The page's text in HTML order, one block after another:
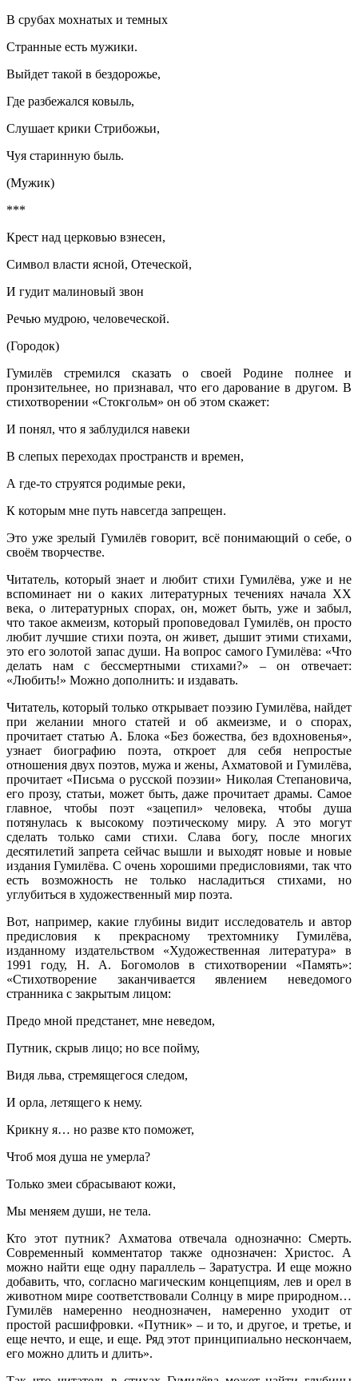
В срубах мохнатых и темных
Странные есть мужики.
Выйдет такой в бездорожье,
Где разбежался ковыль,
Слушает крики Стрибожьи,
Чуя старинную быль.
(Мужик)
***
Крест над церковью взнесен,
Символ власти ясной, Отеческой,
И гудит малиновый звон
Речью мудрою, человеческой.
(Городок)
Гумилёв стремился сказать о своей Родине полнее и
пронзительнее, но признавал, что его дарование в другом. В
стихотворении «Стокгольм» он об этом скажет:
И понял, что я заблудился навеки
В слепых переходах пространств и времен,
А где-то струятся родимые реки,
К которым мне путь навсегда запрещен.
Это уже зрелый Гумилёв говорит, всё понимающий о себе, о
своём творчестве.
Читатель, который знает и любит стихи Гумилёва, уже и не
вспоминает ни о каких литературных течениях начала XX
века, о литературных спорах, он, может быть, уже и забыл,
что такое акмеизм, который проповедовал Гумилёв, он просто
любит лучшие стихи поэта, он живет, дышит этими стихами,
это его золотой запас души. На вопрос самого Гумилёва: «Что
делать нам с бессмертными стихами?» – он отвечает:
«Любить!» Можно дополнить: и издавать.
Читатель, который только открывает поэзию Гумилёва, найдет
при желании много статей и об акмеизме, и о спорах,
прочитает статью А. Блока «Без божества, без вдохновенья»,
узнает биографию поэта, откроет для себя непростые
отношения двух поэтов, мужа и жены, Ахматовой и Гумилёва,
прочитает «Письма о русской поэзии» Николая Степановича,
его прозу, статьи, может быть, даже прочитает драмы. Самое
главное, чтобы поэт «зацепил» человека, чтобы душа
потянулась к высокому поэтическому миру. А это могут
сделать только сами стихи. Слава богу, после многих
десятилетий запрета сейчас вышли и выходят новые и новые
издания Гумилёва. С очень хорошими предисловиями, так что
есть возможность не только насладиться стихами, но
углубиться в художественный мир поэта.
Вот, например, какие глубины видит исследователь и автор
предисловия к прекрасному трехтомнику Гумилёва,
изданному издательством «Художественная литература» в
1991 году, Н. А. Богомолов в стихотворении «Память»:
«Стихотворение заканчивается явлением неведомого
странника с закрытым лицом:
Предо мной предстанет, мне неведом,
Путник, скрыв лицо; но все пойму,
Видя льва, стремящегося следом,
И орла, летящего к нему.
Крикну я… но разве кто поможет,
Чтоб моя душа не умерла?
Только змеи сбрасывают кожи,
Мы меняем души, не тела.
Кто этот путник? Ахматова отвечала однозначно: Смерть.
Современный комментатор также однозначен: Христос. А
можно найти еще одну параллель – Заратустра. И еще можно
добавить, что, согласно магическим концепциям, лев и орел в
животном мире соответствовали Солнцу в мире природном…
Гумилёв намеренно неоднозначен, намеренно уходит от
простой расшифровки. «Путник» – и то, и другое, и третье, и
еще нечто, и еще, и еще. Ряд этот принципиально нескончаем,
его можно длить и длить».